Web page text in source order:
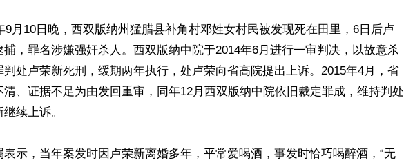
9月10日晚，西双版纳州猛腊县补角村邓姓女村民被发现死在田里，6日后卢
捕，罪名涉嫌强奸杀人。西双版纳中院于2014年6月进行一审判决，以故意杀
判处卢荣新死刑，缓期两年执行，处卢荣向省高院提出上诉。2015年4月，省
清、证据不足为由发回重审，同年12月西双版纳中院依旧裁定罪成，维持判处
续上诉。
表示，当年案发时因卢荣新离婚多年，平常爱喝酒，事发时恰巧喝醉酒，“无